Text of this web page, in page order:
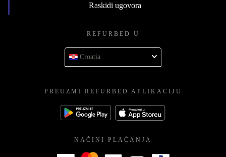
Raskidi ugovora
REFURBED U
Croatia
PREUZMI REFURBED APLIKACIJU
NAČINI PLAĆANJA